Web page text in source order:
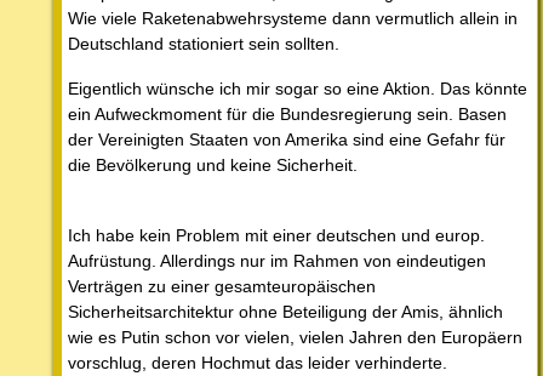
Wie viele Raketenabwehrsysteme dann vermutlich allein in
Deutschland stationiert sein sollten.
Eigentlich wünsche ich mir sogar so eine Aktion. Das könnte
ein Aufweckmoment für die Bundesregierung sein. Basen
der Vereinigten Staaten von Amerika sind eine Gefahr für
die Bevölkerung und keine Sicherheit.
Ich habe kein Problem mit einer deutschen und europ.
Aufrüstung. Allerdings nur im Rahmen von eindeutigen
Verträgen zu einer gesamteuropäischen
Sicherheitsarchitektur ohne Beteiligung der Amis, ähnlich
wie es Putin schon vor vielen, vielen Jahren den Europäern
vorschlug, deren Hochmut das leider verhinderte.